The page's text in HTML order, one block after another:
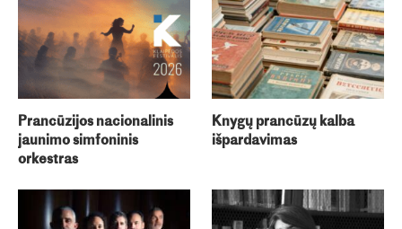
Prancūzijos nacionalinis
jaunimo simfoninis
orkestras
Knygų prancūzų kalba
išpardavimas